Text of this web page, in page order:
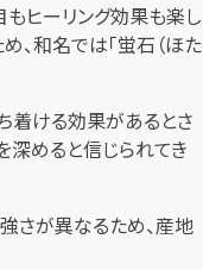
ヒーリング効果も楽し
、和名では「蛍石（ほた
着ける効果があるとさ
深めると信じられてき
さが異なるため、産地